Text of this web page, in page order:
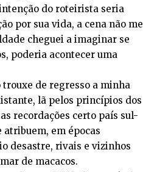
do roteirista seria
por sua vida, a cena não me
cheguei a imaginar se
poderia acontecer uma
de regresso a minha
lã pelos princípios dos
recordações certo país sul-
atribuem, em épocas
desastre, rivais e vizinhos
de macacos.